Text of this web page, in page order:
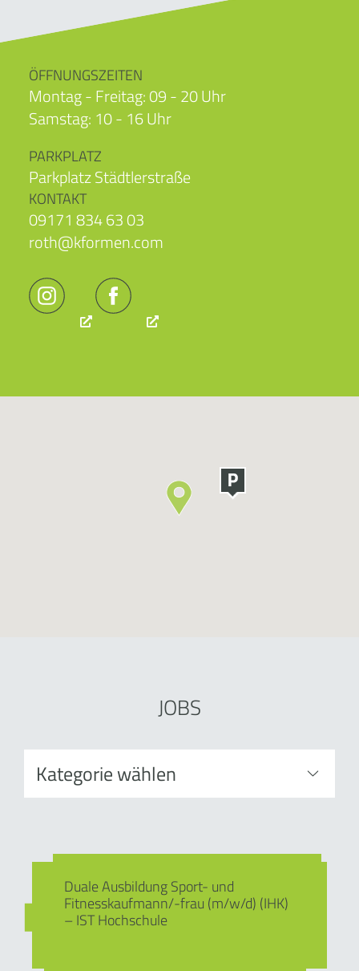
ÖFFNUNGSZEITEN
Montag - Freitag: 09 - 20 Uhr
Samstag: 10 - 16 Uhr
PARKPLATZ
Parkplatz Städtlerstraße
KONTAKT
09171 834 63 03
roth@kformen.com
JOBS
Duale Ausbildung Sport- und
Fitnesskaufmann/-frau (m/w/d) (IHK)
– IST Hochschule